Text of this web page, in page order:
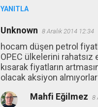
YANITLA
Unknown 8 Aralık 2014 12:34
hocam düşen petrol
OPEC ülkelerini rahatsız
kısarak fiyatların
olacak aksiyon
Mahfi Eğilmez 8